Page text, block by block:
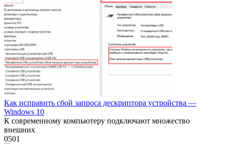
Как исправить сбой запроса дескриптора устройства —
Windows 10
К современному компьютеру подключают множество
внешних
0501